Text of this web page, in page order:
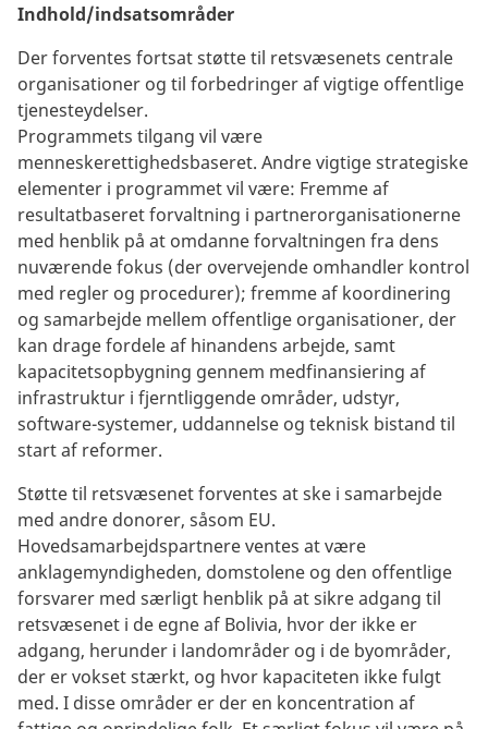
Indhold/indsatsområder
Der forventes fortsat støtte til retsvæsenets centrale
organisationer og til forbedringer af vigtige offentlige
tjenesteydelser.
Programmets tilgang vil være
menneskerettighedsbaseret. Andre vigtige strategiske
elementer i programmet vil være: Fremme af
resultatbaseret forvaltning i partnerorganisationerne
med henblik på at omdanne forvaltningen fra dens
nuværende fokus (der overvejende omhandler kontrol
med regler og procedurer); fremme af koordinering
og samarbejde mellem offentlige organisationer, der
kan drage fordele af hinandens arbejde, samt
kapacitetsopbygning gennem medfinansiering af
infrastruktur i fjerntliggende områder, udstyr,
software-systemer, uddannelse og teknisk bistand til
start af reformer.
Støtte til retsvæsenet forventes at ske i samarbejde
med andre donorer, såsom EU.
Hovedsamarbejdspartnere ventes at være
anklagemyndigheden, domstolene og den offentlige
forsvarer med særligt henblik på at sikre adgang til
retsvæsenet i de egne af Bolivia, hvor der ikke er
adgang, herunder i landområder og i de byområder,
der er vokset stærkt, og hvor kapaciteten ikke fulgt
med. I disse områder er der en koncentration af